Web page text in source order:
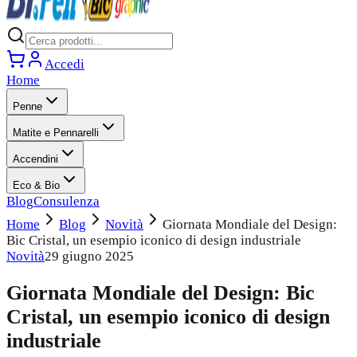
Accedi
Home
Penne
Matite e Pennarelli
Accendini
Eco & Bio
BlogConsulenza
Home
Blog Novità
Giornata Mondiale del Design:
Bic Cristal, un esempio iconico di design industriale
Novità29 giugno 2025
Giornata Mondiale del Design: Bic
Cristal, un esempio iconico di design
industriale